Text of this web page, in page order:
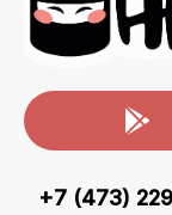
+7 (473)